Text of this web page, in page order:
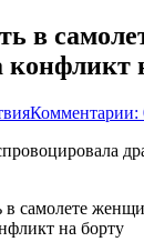
в
конфликт
Комментарии: